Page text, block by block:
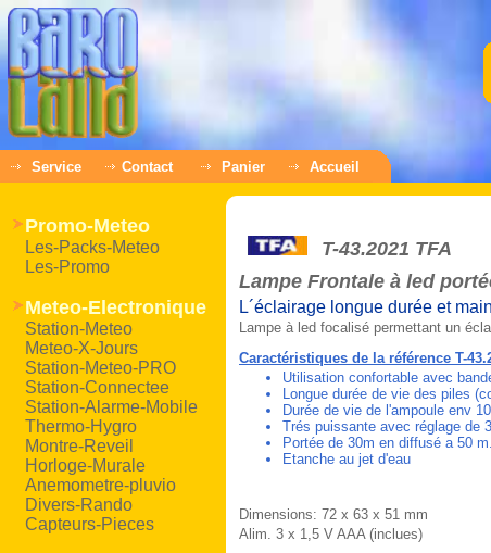
Service Contact Panier Accueil
Promo-Meteo
Les-Packs-Meteo
Les-Promo
Meteo-Electronique
Station-Meteo
Meteo-X-Jours
Station-Meteo-PRO
Station-Connectee
Station-Alarme-Mobile
Thermo-Hygro
Montre-Reveil
Horloge-Murale
Anemometre-pluvio
Divers-Rando
Capteurs-Pieces
T-43.2021 TFA
Lampe Frontale à led
L´éclairage longue durée et
Lampe à led focalisé permettant un
Caractéristiques de la référence T-
Utilisation confortable avec
Longue durée de vie des piles
Durée de vie de l'ampoule env
Trés puissante avec réglage de
Portée de 30m en diffusé a 50 m.
Etanche au jet d'eau
Dimensions: 72 x 63 x 51 mm
Alim. 3 x 1,5 V AAA (inclues)